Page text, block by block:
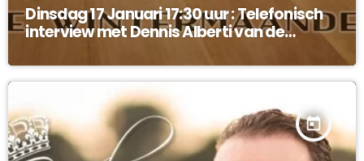
Dinsdag 17 Januari 17:30 uur : Telefonisch
interview met Dennis Alberti van de
today